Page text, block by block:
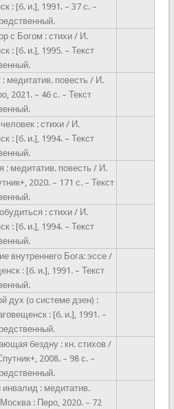
: [б. и.], 1991. – 37 с. –
с Богом : стихи / И.
: [б. и.], 1995. – Текст
медитатив. повесть / И.
2021. – 46 с. – Текст
: стихи / И.
: [б. и.], 1994. – Текст
медитатив. повесть / И.
2020. – 171 с. – Текст
: стихи / И.
: [б. и.], 1994. – Текст
внутреннего Бога: эссе /
: [б. и.], 1991. – Текст
дух (о системе дзен) :
: [б. и.], 1991. –
бездну : кн. стихов /
2008. – 98 с. –
: медитатив.
: Перо, 2020. – 72